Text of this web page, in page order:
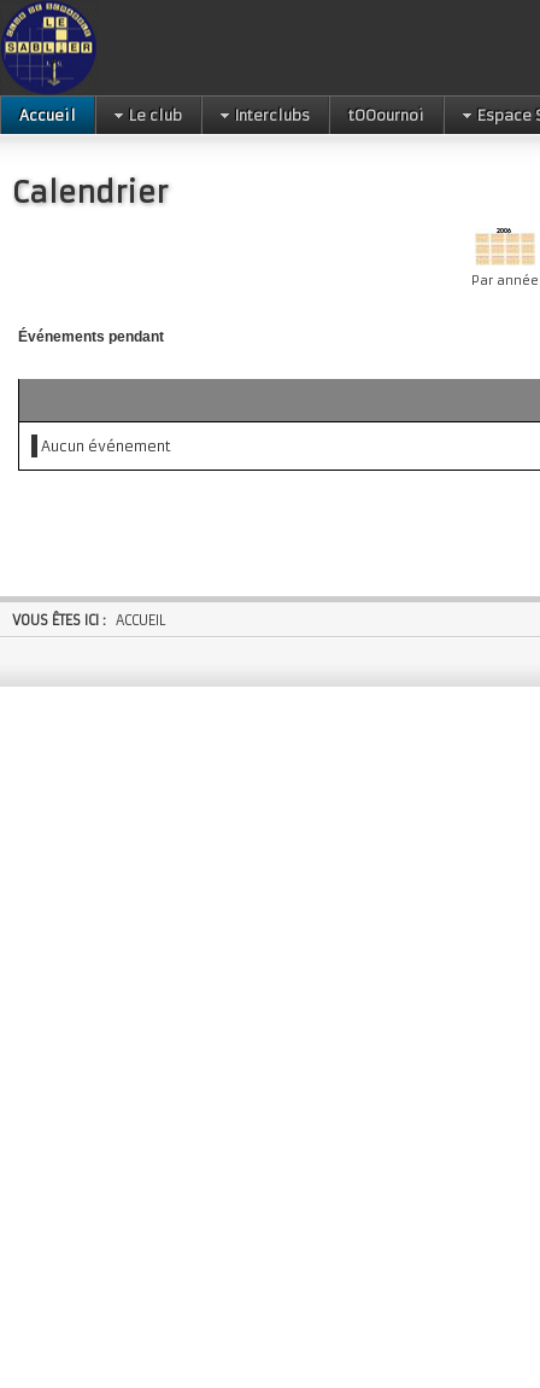
Accueil Le club Interclubs tOOournoi Espace
Calendrier
Par année
Événements pendant
Aucun événement
VOUS ÊTES ICI : ACCUEIL